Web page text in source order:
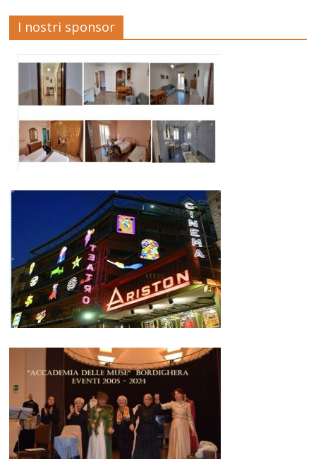
I nostri sponsor